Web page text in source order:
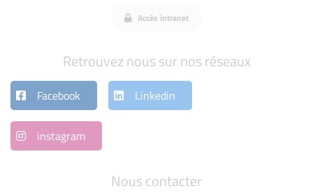
Nous contacter
Accès intranet
Retrouvez nous sur nos réseaux
Facebook Linkedin
instagram